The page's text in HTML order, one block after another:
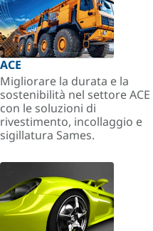
ACE
Migliorare la durata e la
sostenibilità nel settore ACE
con le soluzioni di
rivestimento, incollaggio e
sigillatura Sames.